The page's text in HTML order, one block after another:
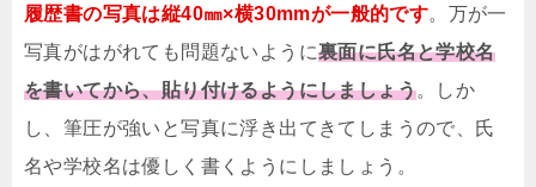
履歴書の写真は縦40㎜×横30mmが一般的です。万が一
写真がはがれても問題ないように裏面に氏名と学校名
を書いてから、貼り付けるようにしましょう。しか
し、筆圧が強いと写真に浮き出てきてしまうので、氏
名や学校名は優しく書くようにしましょう。